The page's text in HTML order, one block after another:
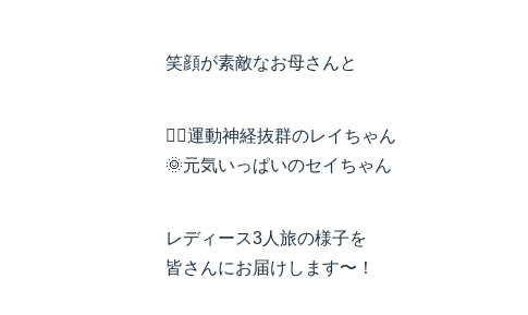
笑顔が素敵なお母さんと
🏄‍♀️運動神経抜群のレイちゃん
🌞元気いっぱいのセイちゃん
レディース3人旅の様子を
皆さんにお届けします〜！